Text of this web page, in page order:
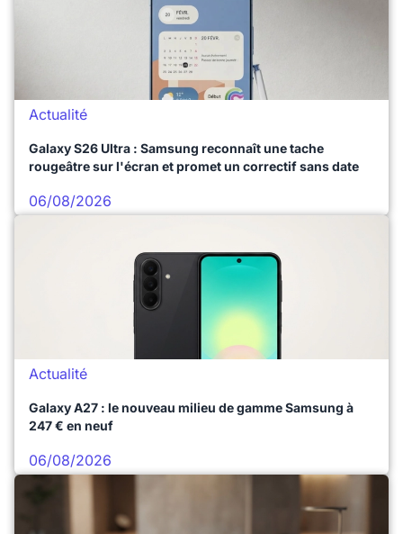
Actualité
Galaxy S26 Ultra : Samsung reconnaît une tache
rougeâtre sur l'écran et promet un correctif sans date
06/08/2026
Actualité
Galaxy A27 : le nouveau milieu de gamme Samsung à
247 € en neuf
06/08/2026